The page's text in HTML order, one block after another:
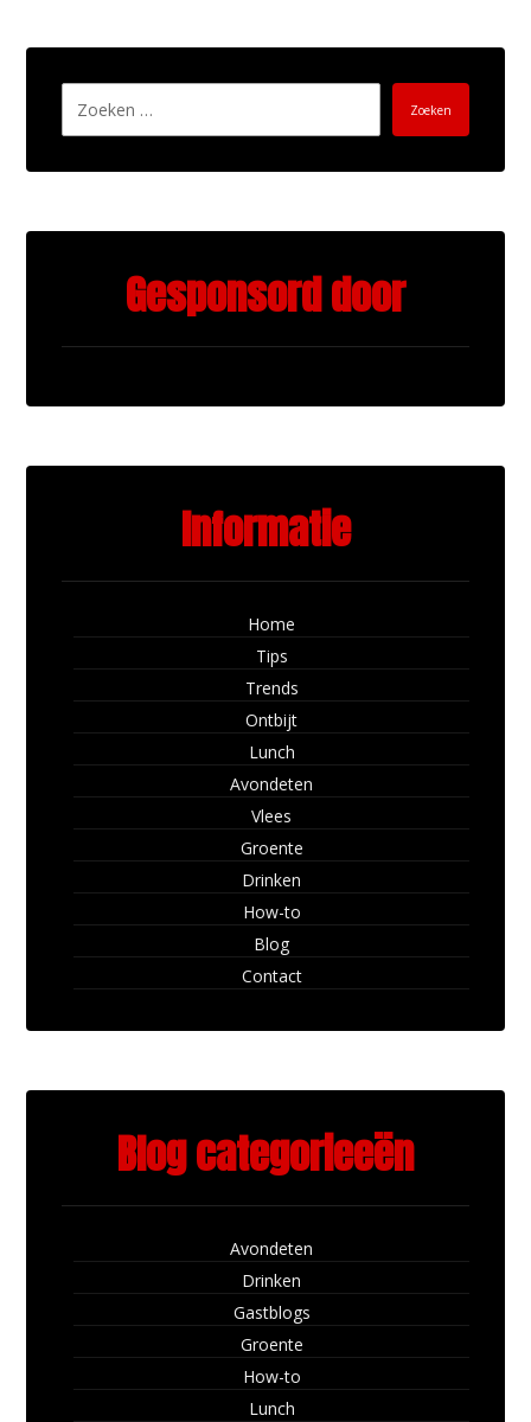
Zoeken
Gesponsord door
Informatie
Home
Tips
Trends
Ontbijt
Lunch
Avondeten
Vlees
Groente
Drinken
How-to
Blog
Contact
Blog categorieeën
Avondeten
Drinken
Gastblogs
Groente
How-to
Lunch